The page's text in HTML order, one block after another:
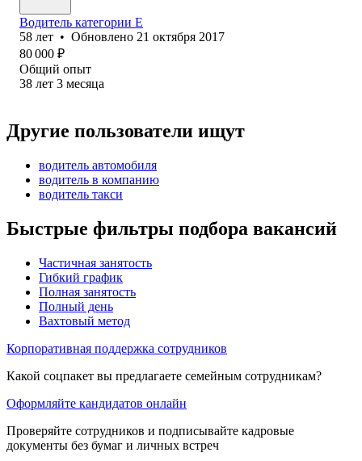
Водитель категории Е
58 лет • Обновлено 21 октября 2017
80 000 ₽
Общий опыт
38 лет 3 месяца
Другие пользователи ищут
водитель автомобиля
водитель в компанию
водитель такси
Быстрые фильтры подбора вакансий
Частичная занятость
Гибкий график
Полная занятость
Полный день
Вахтовый метод
Корпоративная поддержка сотрудников
Какой соцпакет вы предлагаете семейным сотрудникам?
Оформляйте кандидатов онлайн
Проверяйте сотрудников и подписывайте кадровые
документы без бумаг и личных встреч